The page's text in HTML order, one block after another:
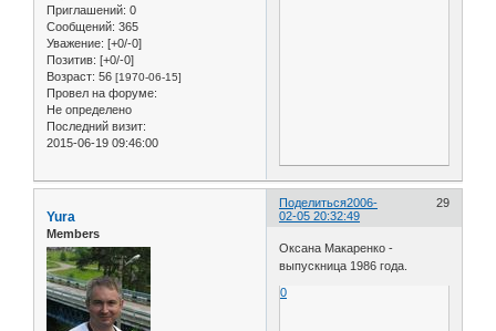
Приглашений: 0
Сообщений: 365
Уважение: [+0/-0]
Позитив: [+0/-0]
Возраст: 56 [1970-06-15]
Провел на форуме:
Не определено
Последний визит:
2015-06-19 09:46:00
Поделиться 29
2006-
02-05 20:32:49
Yura
Members
Оксана Макаренко -
выпускница 1986 года.
0